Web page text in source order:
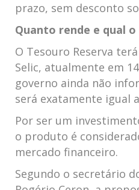
prazo, sem desconto
Quanto rende e qual o
O Tesouro Reserva
Selic, atualmente em
governo ainda não
será exatamente igual
Por ser um
o produto é
mercado financeiro.
Segundo o secretário